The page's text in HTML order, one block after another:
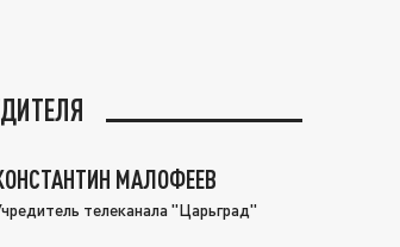
МАЛОФЕЕВ
телеканала "Царьград"